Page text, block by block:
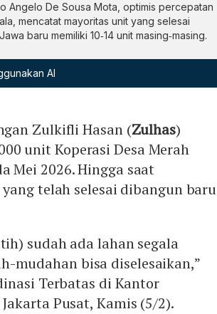
Angelo De Sousa Mota, optimis percepatan
mencatat mayoritas unit yang selesai
baru memiliki 10‑14 unit masing‑masing.
AI
Zulkifli Hasan (Zulhas)
unit Koperasi Desa Merah
Mei 2026. Hingga saat
telah selesai dibangun baru
sudah ada lahan segala
mudahan bisa diselesaikan,”
Terbatas di Kantor
Pusat, Kamis (5/2).